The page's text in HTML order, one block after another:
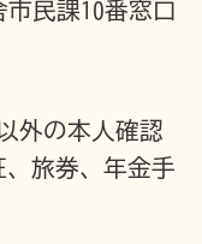
民課10番窓口
外の本人確認
旅券、年金手